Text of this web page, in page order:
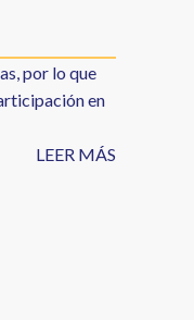
en
LEER MÁS